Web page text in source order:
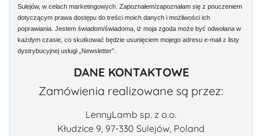
Sulejów, w celach marketingowych. Zapoznałem/zapoznałam się z pouczeniem
dotyczącym prawa dostępu do treści moich danych i możliwości ich
poprawiania. Jestem świadom/świadoma, iż moja zgoda może być odwołana w
każdym czasie, co skutkować będzie usunięciem mojego adresu e-mail z listy
dystrybucyjnej usługi „Newsletter”.
DANE KONTAKTOWE
Zamówienia realizowane są przez:
LennyLamb sp. z o.o.
Kłudzice 9, 97-330 Sulejów, Poland